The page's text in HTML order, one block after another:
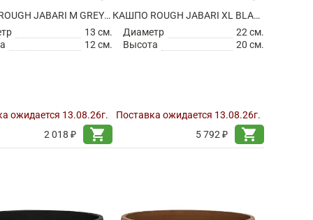
КАШПО ROUGH JABARI M GREY WASHED
13 см.
12 см.
ожидается 13.08.26г.
2 018 ₽
shopping_cart
КАШПО ROUGH JABARI XL BLACK WASHED
Диаметр
22 см.
Высота
20 см.
Поставка ожидается 13.08.26г.
5 792 ₽
shopping_cart